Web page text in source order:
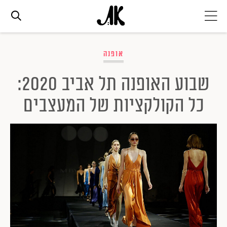
אג׳נדה
אופנה
ביוטי
סלבס
ערוצים נוספים
המגזין
אופנה
שבוע האופנה תל אביב 2020:
כל הקולקציות של המעצבים